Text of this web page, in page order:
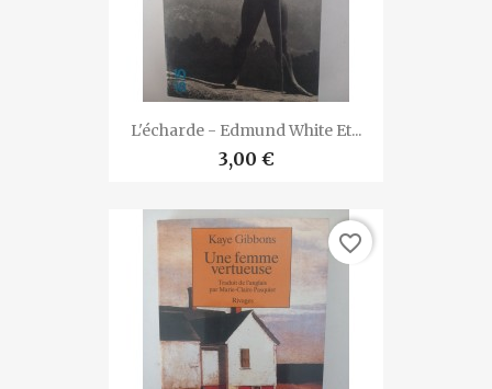
L'écharde - Edmund White Et...
3,00 €
favorite_border